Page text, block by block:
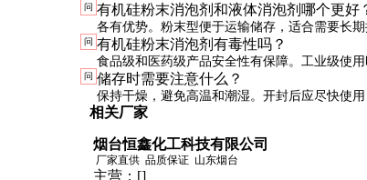
问 有机硅粉末消泡剂和液体消泡剂哪个更好
各有优势。粉末型便于运输储存，适合需要长期
型分散更快，适合即时消泡需求。具体选择应根
问 有机硅粉末消泡剂有毒性吗？
食品级和医药级产品安全性有保障。工业级使用
免大量吸入粉尘。
问 储存时需要注意什么？
保持干燥，避免高温和潮湿。开封后应尽快使用
存。
相关厂家
烟台恒鑫化工科技有限公司
厂家直供 品质保证 山东烟台
主营： []